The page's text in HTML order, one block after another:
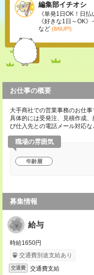
編集部イチオシ
《単発1日OK！日
《好きな1日～OK
など (8/6UP!)
お仕事の概要
大手商社での営業事務のお仕事
具体的には受発注、見積作成
び仕入先との電話メール対応な
職場の雰囲気
年齢層
募集情報
給与
時給1650円
交通費別途支給あり
交通費 交通費支給